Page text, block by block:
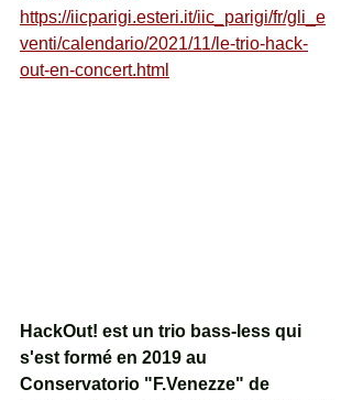
https://iicparigi.esteri.it/iic_parigi/fr/gli_e
venti/calendario/2021/11/le-trio-hack-
out-en-concert.html
HackOut! est un trio bass-less qui
s'est formé en 2019 au
Conservatorio "F.Venezze" de